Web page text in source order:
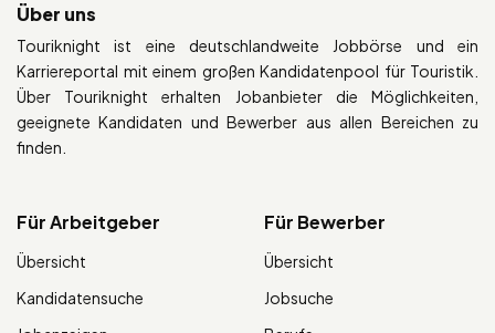
Über uns
Touriknight ist eine deutschlandweite Jobbörse und ein
Karriereportal mit einem großen Kandidatenpool für Touristik.
Über Touriknight erhalten Jobanbieter die Möglichkeiten,
geeignete Kandidaten und Bewerber aus allen Bereichen zu
finden.
Für Arbeitgeber
Übersicht
Kandidatensuche
Für Bewerber
Übersicht
Jobsuche